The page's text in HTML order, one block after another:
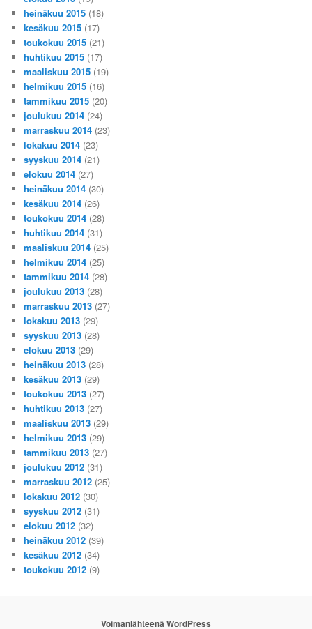
heinäkuu 2015 (18)
kesäkuu 2015 (17)
toukokuu 2015 (21)
huhtikuu 2015 (17)
maaliskuu 2015 (19)
helmikuu 2015 (16)
tammikuu 2015 (20)
joulukuu 2014 (24)
marraskuu 2014 (23)
lokakuu 2014 (23)
syyskuu 2014 (21)
elokuu 2014 (27)
heinäkuu 2014 (30)
kesäkuu 2014 (26)
toukokuu 2014 (28)
huhtikuu 2014 (31)
maaliskuu 2014 (25)
helmikuu 2014 (25)
tammikuu 2014 (28)
joulukuu 2013 (28)
marraskuu 2013 (27)
lokakuu 2013 (29)
syyskuu 2013 (28)
elokuu 2013 (29)
heinäkuu 2013 (28)
kesäkuu 2013 (29)
toukokuu 2013 (27)
huhtikuu 2013 (27)
maaliskuu 2013 (29)
helmikuu 2013 (29)
tammikuu 2013 (27)
joulukuu 2012 (31)
marraskuu 2012 (25)
lokakuu 2012 (30)
syyskuu 2012 (31)
elokuu 2012 (32)
heinäkuu 2012 (39)
kesäkuu 2012 (34)
toukokuu 2012 (9)
Voimanlähteenä WordPress